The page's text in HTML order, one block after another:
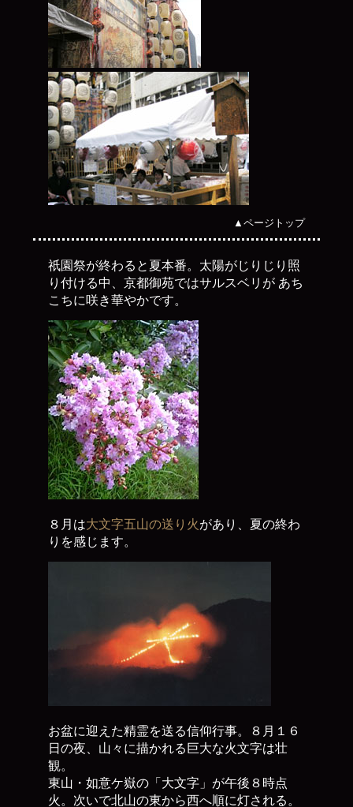
▲ページトップ
祇園祭が終わると夏本番。太陽がじりじり照
り付ける中、京都御苑ではサルスベリが あち
こちに咲き華やかです。
８月は大文字五山の送り火があり、夏の終わ
りを感じます。
お盆に迎えた精霊を送る信仰行事。８月１６
日の夜、山々に描かれる巨大な火文字は壮
観。
東山・如意ケ嶽の「大文字」が午後８時点
火。次いで北山の東から西へ順に灯される。